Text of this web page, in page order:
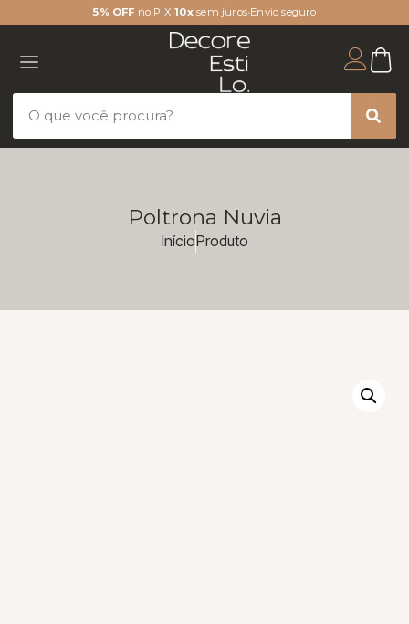
5% OFF no PIX•10xsem juros•Envio seguro
Poltrona Nuvia
InícioProduto